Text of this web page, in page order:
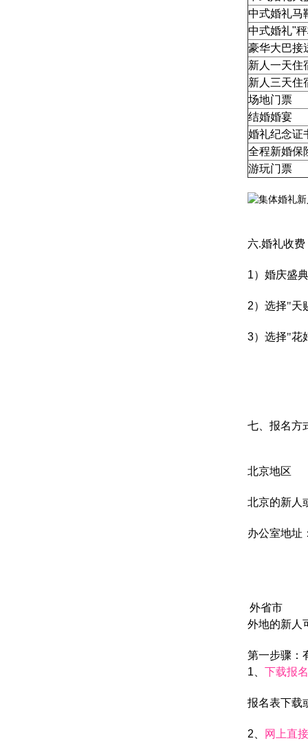
中式婚礼马
中式婚礼"
豪华大巴接
新人 一天住
新人三天住
场地门票
结婚婚宴
婚礼纪念证
全程新婚保
游玩门票
六.婚礼收费
1）婚庆盛
2）选择"天
3）选择"花
七、报名方
北京地区
北京的新人
办公室地址
外省市
外地的新人
第一步骤：
1、 下载报
报名表下载
2、 网上直